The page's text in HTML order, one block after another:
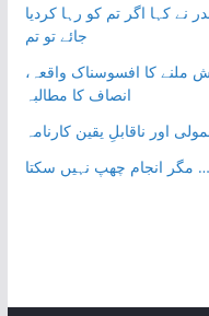
کہا اگر تم کو رہا کردیا
جائے تو تم
ملنے کا افسوسناک واقعہ،
انصاف کا مطالبہ
اور ناقابلِ یقین کارنامہ
مگر انجام چھپ نہیں سکتا